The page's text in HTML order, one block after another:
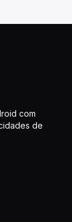
com
de